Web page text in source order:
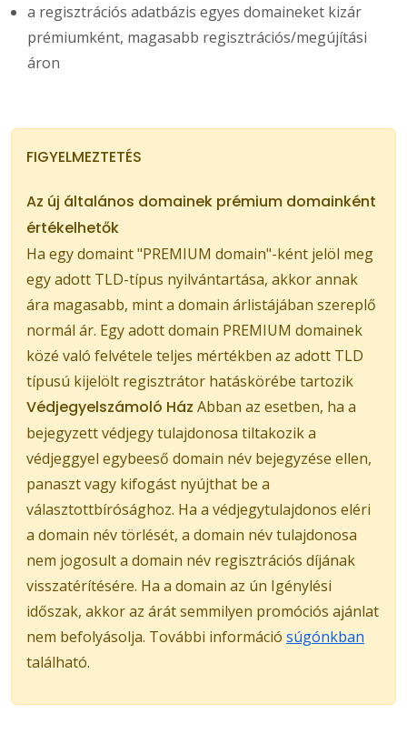
a regisztrációs adatbázis egyes domaineket kizár
prémiumként, magasabb regisztrációs/megújítási
áron
FIGYELMEZTETÉS
Az új általános domainek prémium domainként
értékelhetők
Ha egy domaint "PREMIUM domain"-ként jelöl meg
egy adott TLD-típus nyilvántartása, akkor annak
ára magasabb, mint a domain árlistájában szereplő
normál ár. Egy adott domain PREMIUM domainek
közé való felvétele teljes mértékben az adott TLD
típusú kijelölt regisztrátor hatáskörébe tartozik
Védjegyelszámoló Ház Abban az esetben, ha a
bejegyzett védjegy tulajdonosa tiltakozik a
védjeggyel egybeeső domain név bejegyzése ellen,
panaszt vagy kifogást nyújthat be a
választottbírósághoz. Ha a védjegytulajdonos eléri
a domain név törlését, a domain név tulajdonosa
nem jogosult a domain név regisztrációs díjának
visszatérítésére. Ha a domain az ún Igénylési
időszak, akkor az árát semmilyen promóciós ajánlat
nem befolyásolja. További információ súgónkban
található.